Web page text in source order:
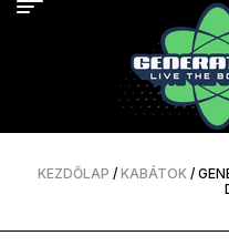
KEZDŐLAP / KABÁTOK /